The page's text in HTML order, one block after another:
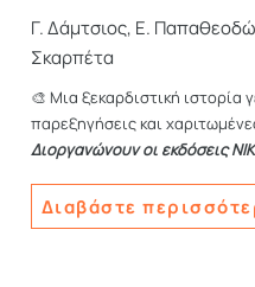
Γ. Δάμτσιος, Ε.
Σκαρπέτα
🎨 Μια ξεκαρδιστική ιστορία
παρεξηγήσεις και
Διοργανώνουν οι εκδόσεις
Διαβάστε